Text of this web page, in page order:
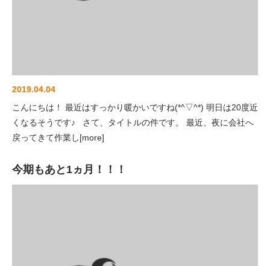
2019.04.04
こんにちは！ 最近はすっかり暖かいですね(*^▽^*) 明日は20度近
くなるそうです♪ さて、タイトルの件です。 最近、夜に会社へ
戻ってきて作業し[more]
今期もあと1ヵ月！！！